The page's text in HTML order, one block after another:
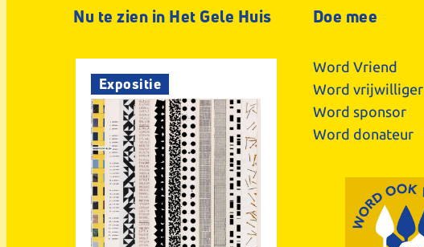
Nu te zien in Het Gele Huis
Expositie
Doe mee
Word Vriend
Word vrijwilliger
Word sponsor
Word donateur